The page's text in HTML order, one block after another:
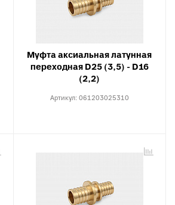
Муфта аксиальная латунная
переходная D25 (3,5) - D16
(2,2)
Артикул: 061203025310